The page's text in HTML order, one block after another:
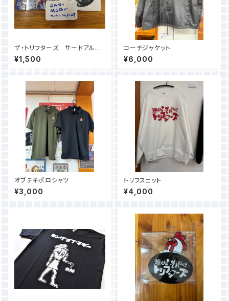
ザ・トリフターズ サードアルバ
ム「村と生きる参鶏」
¥1,500
コーチジャケット
¥6,000
オブチキポロシャツ
¥3,000
トリフスェット
¥4,000